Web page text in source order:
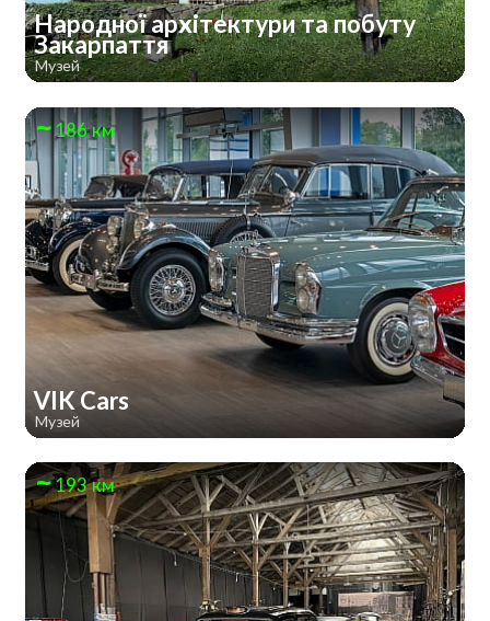
Народної архітектури та побуту
Закарпаття
Музей
186 км
VIK Cars
Музей
193 км